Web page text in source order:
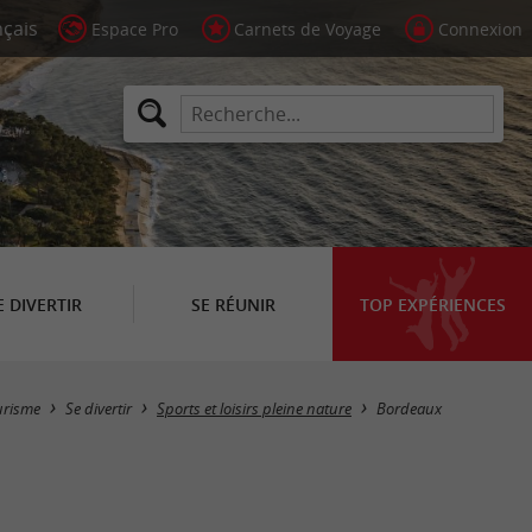
Espace Pro Carnets de Voyage Connexion
DIVERTIR SE RÉUNIR TOP EXPÉRIENCES
Masquer la carte
Se divertir Sports et loisirs pleine nature Bordeaux